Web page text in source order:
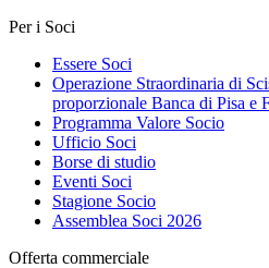
Per i Soci
Essere Soci
Operazione Straordinaria di
proporzionale Banca di Pisa e
Programma Valore Socio
Ufficio Soci
Borse di studio
Eventi Soci
Stagione Socio
Assemblea Soci 2026
Offerta commerciale